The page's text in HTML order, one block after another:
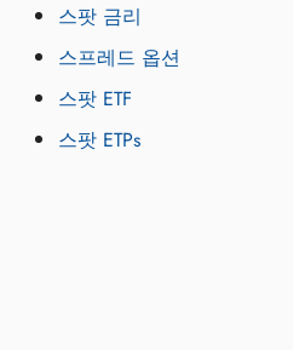
스팟 금리
스프레드 옵션
스팟 ETF
스팟 ETPs